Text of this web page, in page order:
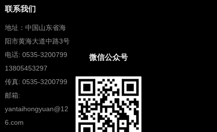
微信公众号
联系我们
地址：中国山东省海
阳市黄海大道中路3号
电话: 0535-3200799
13805453297
传真: 0535-3200799
邮箱:
yantaihongyuan@12
6.com